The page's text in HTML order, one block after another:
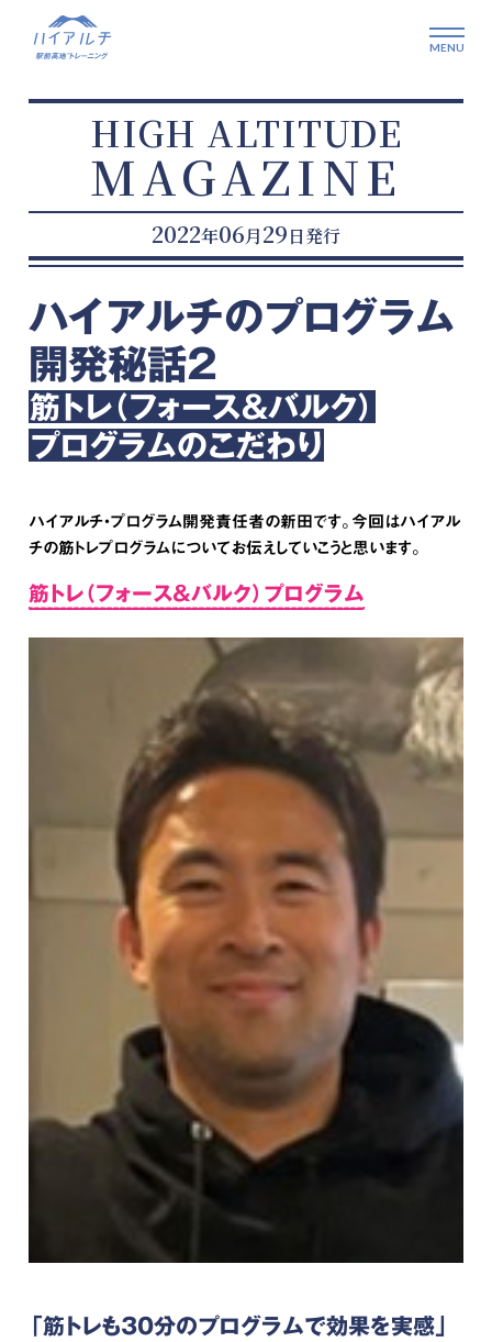
HIGH ALTITUDE
MAGAZINE
2022年06月29日発行
ハイアルチのプログラム
開発秘話2
筋トレ（フォース＆バルク）
プログラムのこだわり
ハイアルチ・プログラム開発責任者の新田です。今回はハイアル
チの筋トレプログラムについてお伝えしていこうと思います。
筋トレ（フォース＆バルク）プログラム
「筋トレも30分のプログラムで効果を実感」